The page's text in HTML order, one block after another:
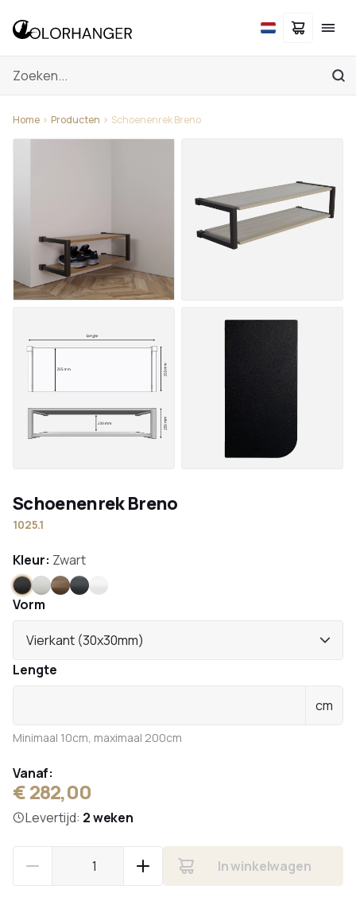
Home Producten Schoenenrek Breno
Schoenenrek Breno
1025.1
Kleur: Zwart
Zwart
WitBronsAntraciet
RVS
Vorm
Vierkant (30x30mm)
Lengte
cm
Minimaal 10cm, maximaal 200cm
Vanaf:
€ 282,00
Levertijd: 2 weken
In winkelwagen